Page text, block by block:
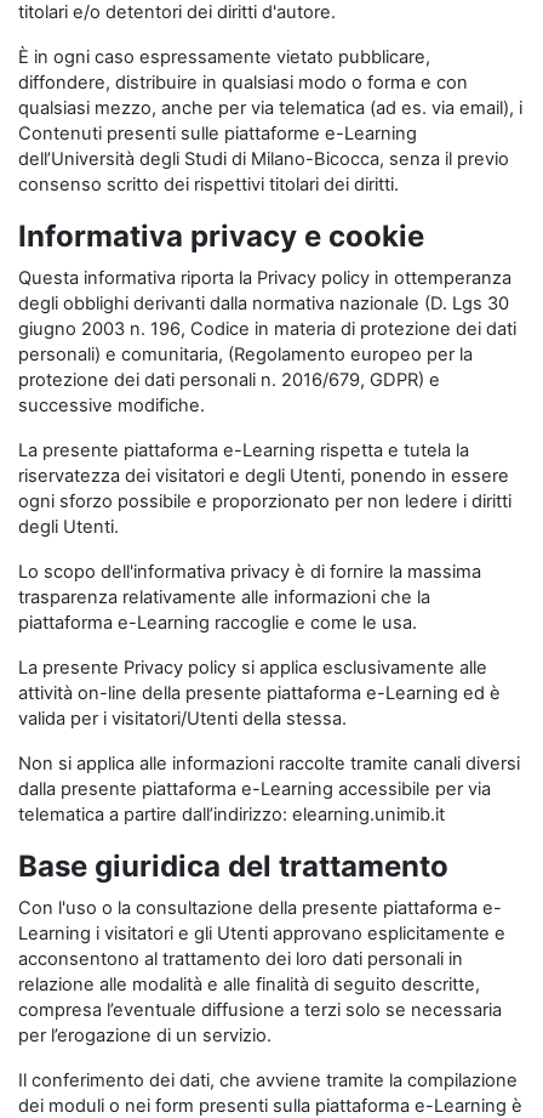
titolari e/o detentori dei diritti d'autore.
È in ogni caso espressamente vietato pubblicare,
diffondere, distribuire in qualsiasi modo o forma e con
qualsiasi mezzo, anche per via telematica (ad es. via email), i
Contenuti presenti sulle piattaforme e-Learning
dell’Università degli Studi di Milano-Bicocca, senza il previo
consenso scritto dei rispettivi titolari dei diritti.
Informativa privacy e cookie
Questa informativa riporta la Privacy policy in ottemperanza
degli obblighi derivanti dalla normativa nazionale (D. Lgs 30
giugno 2003 n. 196, Codice in materia di protezione dei dati
personali) e comunitaria, (Regolamento europeo per la
protezione dei dati personali n. 2016/679, GDPR) e
successive modifiche.
La presente piattaforma e-Learning rispetta e tutela la
riservatezza dei visitatori e degli Utenti, ponendo in essere
ogni sforzo possibile e proporzionato per non ledere i diritti
degli Utenti.
Lo scopo dell'informativa privacy è di fornire la massima
trasparenza relativamente alle informazioni che la
piattaforma e-Learning raccoglie e come le usa.
La presente Privacy policy si applica esclusivamente alle
attività on-line della presente piattaforma e-Learning ed è
valida per i visitatori/Utenti della stessa.
Non si applica alle informazioni raccolte tramite canali diversi
dalla presente piattaforma e-Learning accessibile per via
telematica a partire dall’indirizzo: elearning.unimib.it
Base giuridica del trattamento
Con l'uso o la consultazione della presente piattaforma e-
Learning i visitatori e gli Utenti approvano esplicitamente e
acconsentono al trattamento dei loro dati personali in
relazione alle modalità e alle finalità di seguito descritte,
compresa l’eventuale diffusione a terzi solo se necessaria
per l’erogazione di un servizio.
Il conferimento dei dati, che avviene tramite la compilazione
dei moduli o nei form presenti sulla piattaforma e-Learning è